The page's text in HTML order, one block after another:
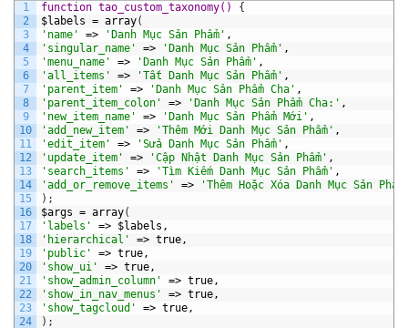
1
2
3
4
5
6
7
8
9
10
11
12
13
14
15
16
17
18
19
20
21
22
23
24
function tao_custom_taxonomy() {
$labels = array(
'name'
=> 'Danh Mục Sản Phẩm' ,
'singular_name'
=> 'Danh Mục Sản Phẩm' ,
'menu_name'
=> 'Danh Mục Sản Phẩm' ,
'all_items'
=> 'Tất Danh Mục Sản Phẩm' ,
'parent_item'
=> 'Danh Mục Sản Phẩm Cha' ,
'parent_item_colon'
=> 'Danh Mục Sản Phẩm Cha:' ,
'new_item_name'
=> 'Danh Mục Sản Phẩm Mới' ,
'add_new_item'
=> 'Thêm Mới Danh Mục Sản Phẩm' ,
'edit_item'
=> 'Sửa Danh Mục Sản Phẩm' ,
'update_item'
=> 'Cập Nhật Danh Mục Sản Phẩm' ,
'search_items'
=> 'Tìm Kiếm Danh Mục Sản Phẩm' ,
'add_or_remove_items'
=>
'Thêm Hoặc Xóa Danh Mục Sản
) ;
$args = array(
'labels'
=> $labels,
'hierarchical'
=> true,
'public'
=> true,
'show_ui'
=> true,
'show_admin_column'
=> true,
'show_in_nav_menus'
=> true,
'show_tagcloud'
=> true,
) ;